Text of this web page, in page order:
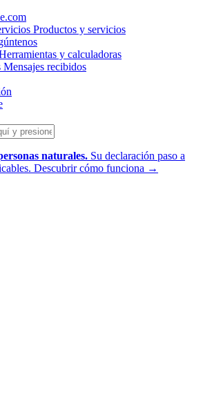
Productos y servicios
y calculadoras
Mensajes recibidos
naturales. Su declaración paso a
Descubrir cómo funciona →